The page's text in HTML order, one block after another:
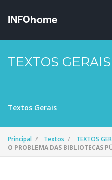
TEXTOS GERAIS
Textos Gerais
Principal Textos
TEXTOS
O PROBLEMA DAS BIBLIOTECAS